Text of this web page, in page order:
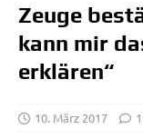
Zeuge
kann mir
erklären“
10. März 2017